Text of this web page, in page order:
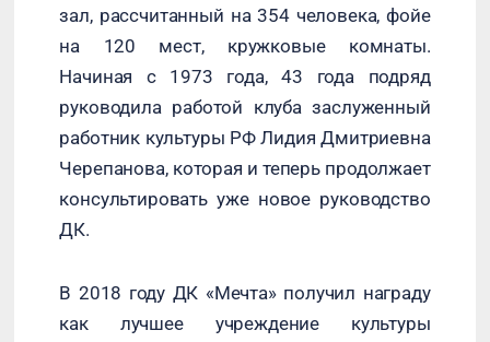
зал, рассчитанный на 354 человека, фойе
на 120 мест, кружковые комнаты.
Начиная с 1973 года, 43 года подряд
руководила работой клуба заслуженный
работник культуры РФ Лидия Дмитриевна
Черепанова, которая и теперь продолжает
консультировать уже новое руководство
ДК.
В 2018 году ДК «Мечта» получил награду
как лучшее учреждение культуры